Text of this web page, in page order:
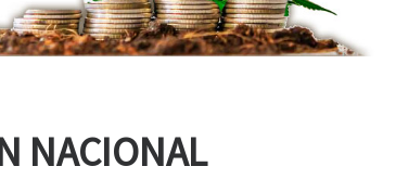
NACIONAL